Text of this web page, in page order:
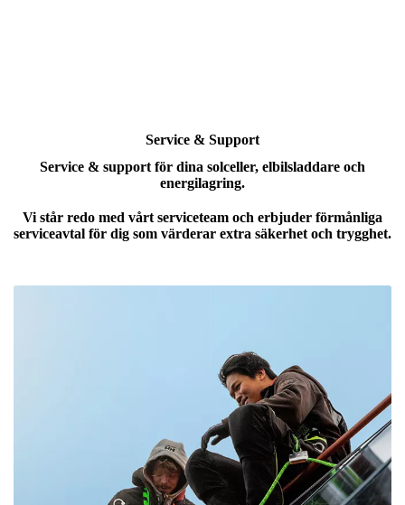
Service & Support
Service & support för dina solceller, elbilsladdare och
energilagring.
Vi står redo med vårt serviceteam och erbjuder förmånliga
serviceavtal för dig som värderar extra säkerhet och trygghet.